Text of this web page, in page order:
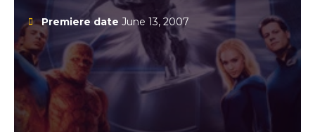
Surfer Online Subtitrat este o producție care îmbină elemente
de acțiune, emoție și spectacol vizual, reușind să captiveze
publicul de la început până la sfârșit. O aventură cosmică de
neuitat, care arată că uneori chiar și cei mai puternici eroi au
nevoie să se bazeze unul pe celălalt pentru a salva lumea.
Premiere date June 13, 2007